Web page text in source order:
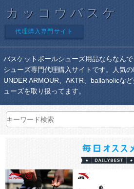
カッコウバスケ
代理購入専門サイト
バスケットボールシューズ用品ならなん
シューズ専門代理購入サイトです。人気の
UNDER ARMOUR、AKTR、ballaholicな
ューズを取り扱ってます。